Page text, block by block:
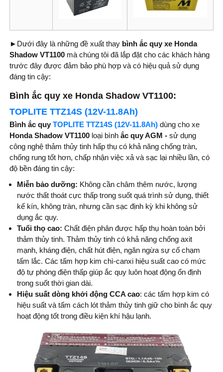
►Dưới đây là những đề xuất thay bình ắc quy xe Honda
Shadow VT1100 mà chúng tôi đã lắp đặt cho các khách hàng
trước đây được đảm bảo phù hợp và có hiệu quả sử dụng
đáng tin cậy:
Bình ắc quy xe Honda Shadow VT1100:
TOPLITE TTZ14S (12V-11.8Ah)
Bình ắc quy TOPLITE TTZ14S (12V-11.8Ah) dùng cho xe
Honda Shadow VT1100 loại bình ắc quy AGM - sử dụng
công nghệ thảm thủy tinh hấp thụ có khả năng chống tràn,
chống rung tốt hơn, chấp nhận việc xả và sạc lại nhiều lần, có
độ bền đáng tin cậy:
Miễn bảo dưỡng: Không cần châm thêm nước, lượng
nước thất thoát cực thấp trong suốt quá trình sử dụng, thiết
kế kín, không tràn, nhưng cần sạc định kỳ khi không sử
dụng ắc quy.
Tuổi thọ cao: Chất điện phân được hấp thụ hoàn toàn bởi
thảm thủy tinh. Thảm thủy tinh có khả năng chống axit
mạnh, kháng điện, chất hút điện, ngăn ngừa sự cố chạm
tấm lắc. Các tấm hợp kim chì-canxi hiệu suất cao có mức
độ tự phóng điện thấp giúp ắc quy luôn hoạt động ổn định
trong suốt thời gian dài.
Hiệu suất dòng khởi động CCA cao: các tấm hợp kim có
hiệu suất và tấm cách lót thảm thủy tinh giữ cho bình ắc quy
hoạt động tốt trong điều kiện khí hậu lạnh.